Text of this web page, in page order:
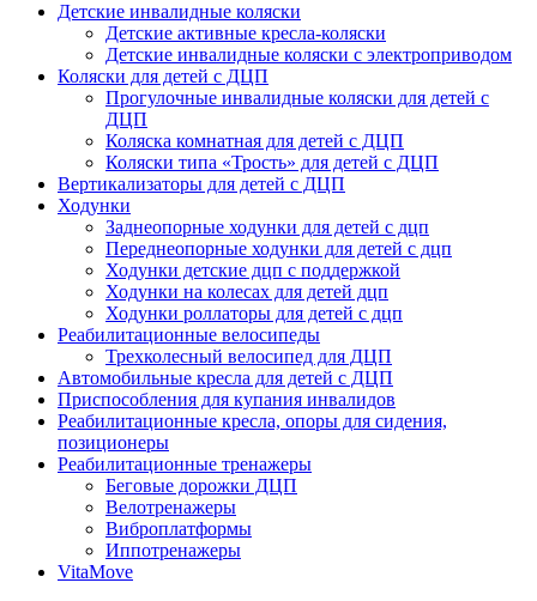
Детские инвалидные коляски
Детские активные кресла-коляски
Детские инвалидные коляски с электроприводом
Коляски для детей с ДЦП
Прогулочные инвалидные коляски для детей с
ДЦП
Коляска комнатная для детей с ДЦП
Коляски типа «Трость» для детей с ДЦП
Вертикализаторы для детей с ДЦП
Ходунки
Заднеопорные ходунки для детей с дцп
Переднеопорные ходунки для детей с дцп
Ходунки детские дцп с поддержкой
Ходунки на колесах для детей дцп
Ходунки роллаторы для детей с дцп
Реабилитационные велосипеды
Трехколесный велосипед для ДЦП
Автомобильные кресла для детей с ДЦП
Приспособления для купания инвалидов
Реабилитационные кресла, опоры для сидения,
позиционеры
Реабилитационные тренажеры
Беговые дорожки ДЦП
Велотренажеры
Виброплатформы
Иппотренажеры
VitaMove